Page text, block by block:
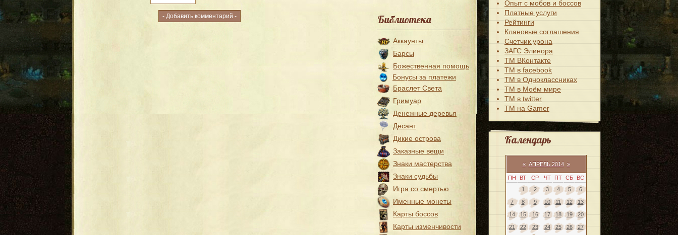
Библиотека
Аккаунты
Барсы
Божественная помощь
Бонусы за платежи
Браслет Света
Гримуар
Денежные деревья
Десант
Дикие острова
Заказные вещи
Знаки мастерства
Знаки судьбы
Игра со смертью
Именные монеты
Карты боссов
Карты изменчивости
Опыт с мобов и боссов
Платные услуги
Рейтинги
Клановые соглашения
Счетчик урона
ЗАГС Элинора
ТМ ВКонтакте
ТМ в facebook
ТМ в Одноклассниках
ТМ в Моём мире
ТМ в twitter
ТМ на Gamer
Календарь
« АПРЕЛЬ 2014 »
ПН ВТ СР ЧТ ПТ СБ
ВС
1
2 3 4 5 6
7 8 9 10 11 12 13
14 15 16 17 18 19 20
21 22 23 24 25 26 27